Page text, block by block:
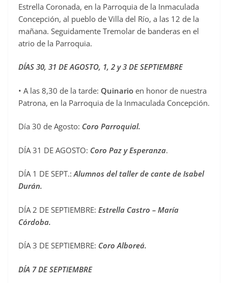
Estrella Coronada, en la Parroquia de la Inmaculada
Concepción, al pueblo de Villa del Río, a las 12 de la
mañana. Seguidamente Tremolar de banderas en el
atrio de la Parroquia.
DÍAS 30, 31 DE AGOSTO, 1, 2 y 3 DE SEPTIEMBRE
• A las 8,30 de la tarde: Quinario en honor de nuestra
Patrona, en la Parroquia de la Inmaculada Concepción.
Día 30 de Agosto: Coro Parroquial.
DÍA 31 DE AGOSTO: Coro Paz y Esperanza.
DÍA 1 DE SEPT.:Alumnos del taller de cante de Isabel
Durán.
DÍA 2 DE SEPTIEMBRE: Estrella Castro – María
Córdoba.
DÍA 3 DE SEPTIEMBRE: Coro Alboreá.
DÍA 7 DE SEPTIEMBRE